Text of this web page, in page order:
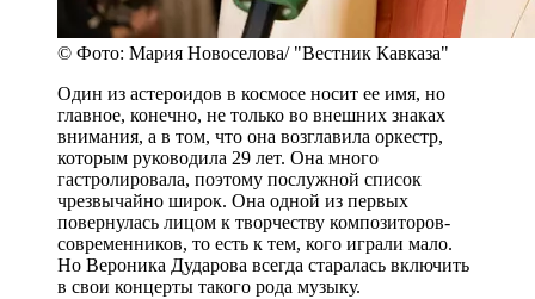
© Фото: Мария Новоселова/ "Вестник Кавказа"
Один из астероидов в космосе носит ее имя, но
главное, конечно, не только во внешних знаках
внимания, а в том, что она возглавила оркестр,
которым руководила 29 лет. Она много
гастролировала, поэтому послужной список
чрезвычайно широк. Она одной из первых
повернулась лицом к творчеству композиторов-
современников, то есть к тем, кого играли мало.
Но Вероника Дударова всегда старалась включить
в свои концерты такого рода музыку.